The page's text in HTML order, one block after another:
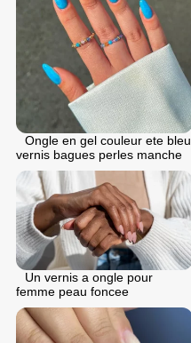
Ongle en gel couleur ete bleu
vernis bagues perles manche
Un vernis a ongle pour
femme peau foncee